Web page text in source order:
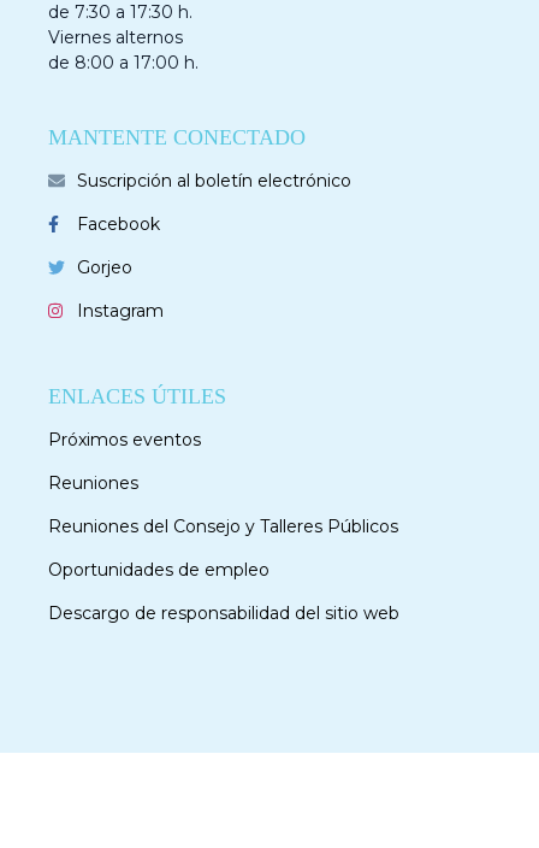
de 7:30 a 17:30 h.
Viernes alternos
de 8:00 a 17:00 h.
MANTENTE CONECTADO
Suscripción al boletín electrónico
Facebook
Gorjeo
Instagram
ENLACES ÚTILES
Próximos eventos
Reuniones
Reuniones del Consejo y Talleres Públicos
Oportunidades de empleo
Descargo de responsabilidad del sitio web